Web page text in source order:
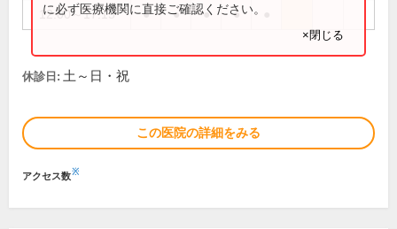
12:00～17:15 ● ● ● ●
に必ず医療機関に直接ご確認ください。
×閉じる
休診日: 土～日・祝
この医院の詳細をみる
アクセス数※